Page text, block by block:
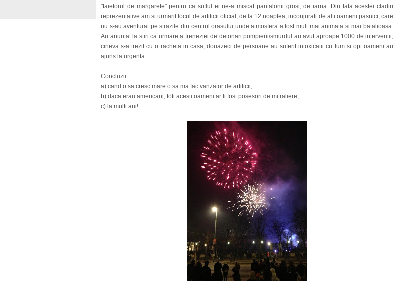
"taietorul de margarete" pentru ca suflul ei ne-a miscat pantalonii grosi, de iarna. Din fata acestei cladiri
reprezentative am si urmarit focul de artificii oficial, de la 12 noaptea, inconjurati de alti oameni pasnici, care
nu s-au aventurat pe strazile din centrul orasului unde atmosfera a fost mult mai animata si mai batalioasa.
Au anuntat la stiri ca urmare a freneziei de detonari pompierii/smurdul au avut aproape 1000 de interventii,
cineva s-a trezit cu o racheta in casa, douazeci de persoane au suferit intoxicatii cu fum si opt oameni au
ajuns la urgenta.
Concluzii:
a) cand o sa cresc mare o sa ma fac vanzator de artificii;
b) daca erau americani, toti acesti oameni ar fi fost posesori de mitraliere;
c) la multi ani!